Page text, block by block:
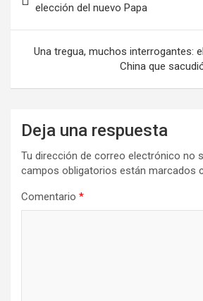
elección del nuevo Papa
Una tregua, muchos interrogantes:
China que
Deja una respuesta
Tu dirección de correo electrónico no
campos obligatorios están marcados
Comentario *